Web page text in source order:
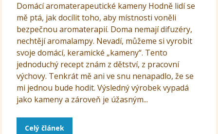
Domácí aromaterapeutické kameny Hodně lidí se
mě ptá, jak docílit toho, aby místnosti voněli
bezpečnou aromaterapií. Doma nemají difuzéry,
nechtějí aromalampy. Nevadí, můžeme si vyrobit
svoje domácí, keramické „kameny“. Tento
jednoduchý recept znám z dětství, z pracovní
výchovy. Tenkrát mě ani ve snu nenapadlo, že se
mi jednou bude hodit. Výsledný výrobek vypadá
jako kameny a zároveň je úžasným...
Celý článek